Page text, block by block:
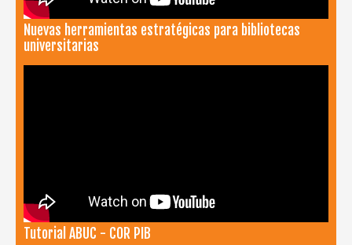
Nuevas herramientas estratégicas para bibliotecas
universitarias
Tutorial ABUC - COR PIB